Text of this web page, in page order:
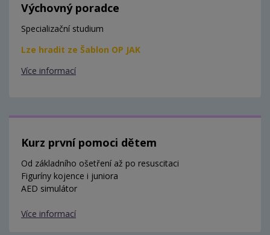
Výchovný poradce
Specializační studium
Lze hradit ze Šablon OP JAK
Více informací
Kurz první pomoci dětem
Od základního ošetření až po resuscitaci
Figuríny kojence i juniora
AED simulátor
Více informací